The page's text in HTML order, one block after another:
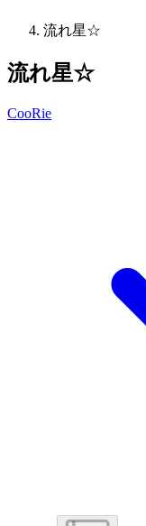
流れ星☆
流れ星☆
CooRie